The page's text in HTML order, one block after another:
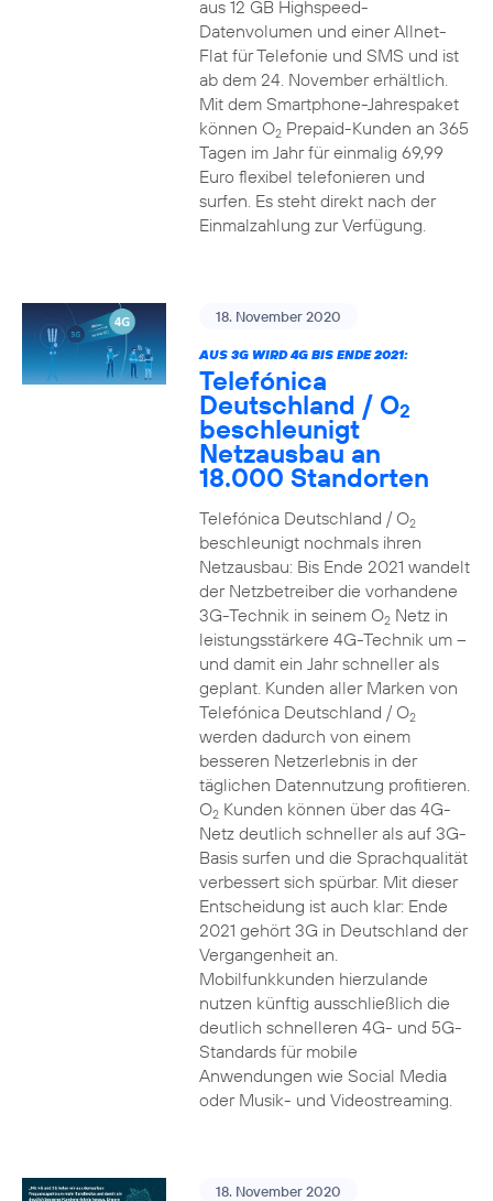
aus 12 GB Highspeed-
Datenvolumen und einer Allnet-
Flat für Telefonie und SMS und ist
ab dem 24. November erhältlich.
Mit dem Smartphone-Jahrespaket
können O2Prepaid-Kunden an 365
Tagen im Jahr für einmalig 69,99
Euro flexibel telefonieren und
surfen. Es steht direkt nach der
Einmalzahlung zur Verfügung.
18. November 2020
AUS 3G WIRD 4G BIS ENDE 2021:
Telefónica
Deutschland / O2
beschleunigt
Netzausbau an
18.000 Standorten
Telefónica Deutschland / O2
beschleunigt nochmals ihren
Netzausbau: Bis Ende 2021 wandelt
der Netzbetreiber die vorhandene
3G-Technik in seinem O2Netz in
leistungsstärkere 4G-Technik um –
und damit ein Jahr schneller als
geplant. Kunden aller Marken von
Telefónica Deutschland / O2
werden dadurch von einem
besseren Netzerlebnis in der
täglichen Datennutzung profitieren.
O2Kunden können über das 4G-
Netz deutlich schneller als auf 3G-
Basis surfen und die Sprachqualität
verbessert sich spürbar. Mit dieser
Entscheidung ist auch klar: Ende
2021 gehört 3G in Deutschland der
Vergangenheit an.
Mobilfunkkunden hierzulande
nutzen künftig ausschließlich die
deutlich schnelleren 4G- und 5G-
Standards für mobile
Anwendungen wie Social Media
oder Musik- und Videostreaming.
18. November 2020